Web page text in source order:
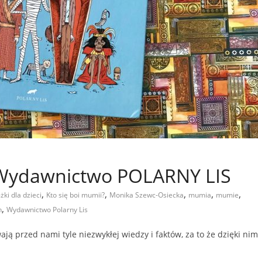
POLARNY LIS
dla dzieci, Kto się boi mumii?, Monika Szewc-Osiecka, mumia, mumie,
, Wydawnictwo Polarny Lis
przed nami tyle niezwykłej wiedzy i faktów, za to że dzięki nim